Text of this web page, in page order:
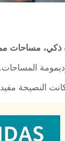
مساحات
النصيحة